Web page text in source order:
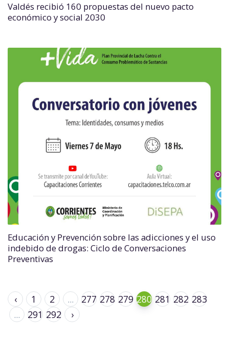
Valdés recibió 160 propuestas del nuevo pacto
económico y social 2030
Educación y Prevención sobre las adicciones y el uso
indebido de drogas: Ciclo de Conversaciones
Preventivas
‹ 1 2 ... 277 278 279 280 281 282 283
...
291 292 ›